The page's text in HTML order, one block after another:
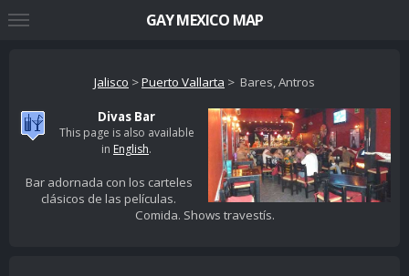
Jalisco >Puerto Vallarta > Bares, Antros
Divas Bar
This page is also available
in English.
Bar adornada con los carteles
clásicos de las películas.
Comida. Shows travestís.
GAY MEXICO MAP